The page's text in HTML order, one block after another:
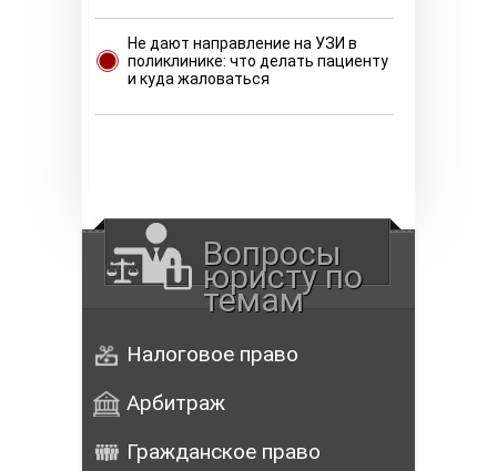
Не дают направление на УЗИ в
поликлинике: что делать пациенту
и куда жаловаться
Вопросы
юристу по
темам
Налоговое право
Арбитраж
Гражданское право